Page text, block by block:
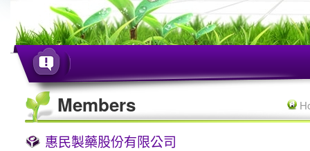
Members
惠民製藥股份有限公司